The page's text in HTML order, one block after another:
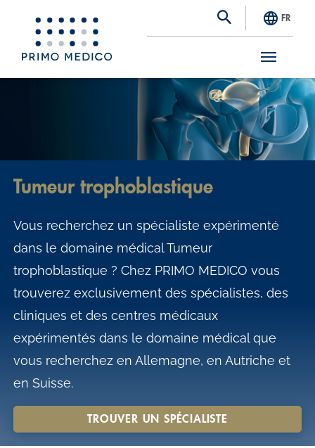
S
FR
Tumeur trophoblastique
Vous recherchez un spécialiste expérimenté
dans le domaine médical Tumeur
trophoblastique ? Chez PRIMO MEDICO vous
trouverez exclusivement des spécialistes, des
cliniques et des centres médicaux
expérimentés dans le domaine médical que
vous recherchez en Allemagne, en Autriche et
en Suisse.
TROUVER UN SPÉCIALISTE